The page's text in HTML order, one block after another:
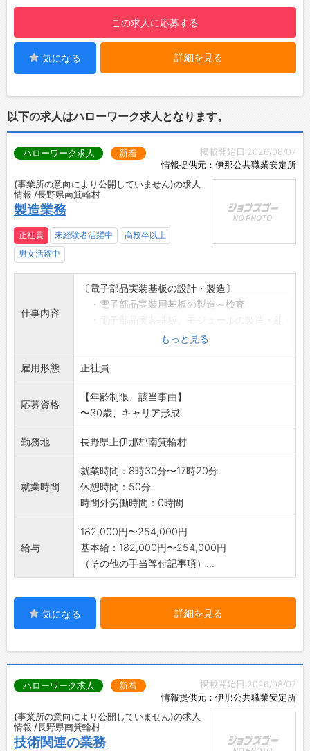
・4班2交替制（1班5～8名程度）
※変更範囲：会社の定める業務全般
・駐車場完備
【貸与】
・安全靴
・一次面接オンライン面接可能
【ポイント】
・納涼祭参加率：90％
・育児休業実績：あり（時短勤務制度あり）
【表彰制度】
・安全運転（無事故・無違反）による表彰あり
【世界シェア20％国内唯一電極箔専業メーカー
お客様の求める製品を納期通りに納める点、品
質の高さを評価され、世界シェア20％、国内シ
ェア35％の生産量を誇ります（自社調べ）。
今後電極箔の需要は一層アップすると考えられ
ます。
当社の製品がますます伸びる成長産業でハイテ
クノロジーの心臓部を支えていきます。
この求人に応募する
気になる 詳細を見る
以下の求人はハローワーク求人となります。
掲載開始日:2026/08/07
情報提供元：伊那公共職業安定所
ハローワーク求人 新着
(事業所の意向により公開していません)の求人
情報 /長野県南箕輪村
製造業務
正社員 未経験者活躍中
高校卒以上
男女活躍中
仕事内容
〔電子部品実装基板の設計・製造〕
・電子部品実装用基板の製造～検査
業務の変更範囲:変更なし
もっと見る
雇用形態 正社員
応募資格
【年齢制限、該当事由】
〜30歳、キャリア形成
勤務地 長野県上伊那郡南箕輪村
就業時間
就業時間：8時30分〜17時20分
休憩時間：50分
時間外労働時間：0時間
給与
182,000円〜254,000円
基本給：182,000円〜254,000円
（その他の手当等付記事項）...
気になる 詳細を見る
掲載開始日:2026/08/07
情報提供元：伊那公共職業安定所
ハローワーク求人 新着
(事業所の意向により公開していません)の求人
情報 /長野県南箕輪村
技術関連の業務